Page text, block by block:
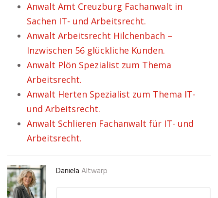
Anwalt Amt Creuzburg Fachanwalt in
Sachen IT- und Arbeitsrecht.
Anwalt Arbeitsrecht Hilchenbach –
Inzwischen 56 glückliche Kunden.
Anwalt Plön Spezialist zum Thema
Arbeitsrecht.
Anwalt Herten Spezialist zum Thema IT-
und Arbeitsrecht.
Anwalt Schlieren Fachanwalt für IT- und
Arbeitsrecht.
Daniela Altwarp